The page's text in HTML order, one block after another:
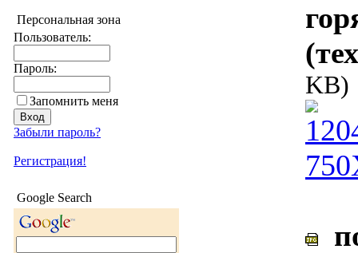
Персональная зона
Пользователь:
Пароль:
Запомнить меня
Забыли пароль?
Регистрация!
Google Search
KB)